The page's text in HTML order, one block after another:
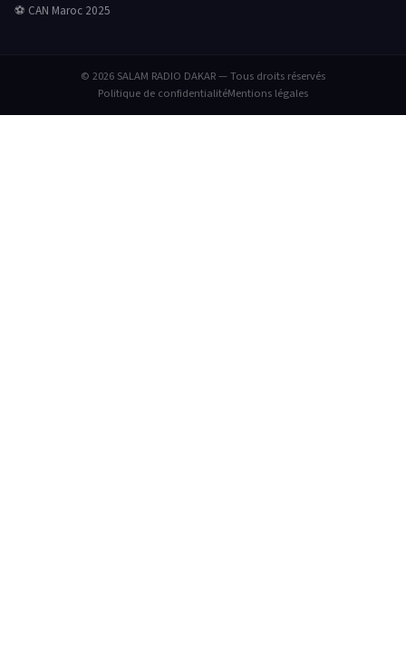
⚽ CAN Maroc 2025
© 2026 SALAM RADIO DAKAR — Tous droits réservés
Politique de confidentialitéMentions légales